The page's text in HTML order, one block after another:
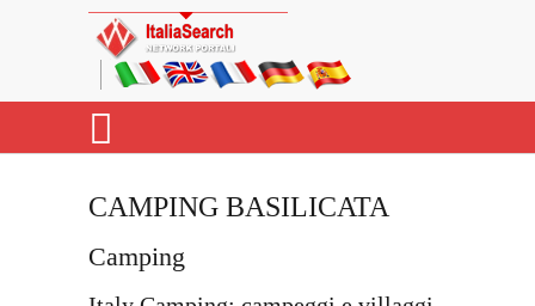
CAMPING BASILICATA
Camping